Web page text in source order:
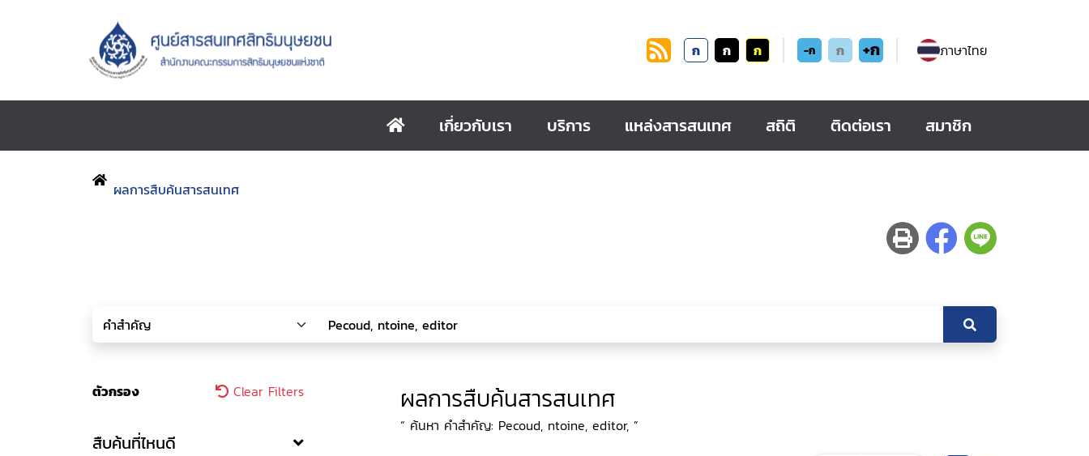
ก ก ก -ก ก +ก ภาษาไทย
เกี่ยวกับเรา บริการ แหล่งสารสนเทศ สถิติ ติดต่อเรา สมาชิก
ผลการสืบค้นสารสนเทศ
ตัวกรอง Clear Filters
สืบค้นที่ไหนดี
ผลการสืบค้นสารสนเทศ
“ ค้นหา คำสำคัญ: Pecoud, ntoine, editor, ”